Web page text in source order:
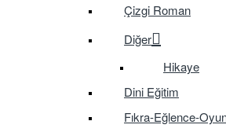
Çizgi Roman
Diğer
Hikaye
Dini Eğitim
Fıkra-Eğlence-